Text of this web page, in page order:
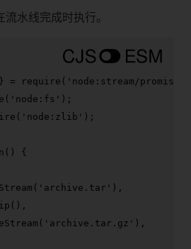
流水线完成时执行。
= require ( 'node:stream/promises'
( 'node:fs'
( 'node:zlib' );
( ) {
( 'archive.tar' ),
(),
( 'archive.tar.gz' ),